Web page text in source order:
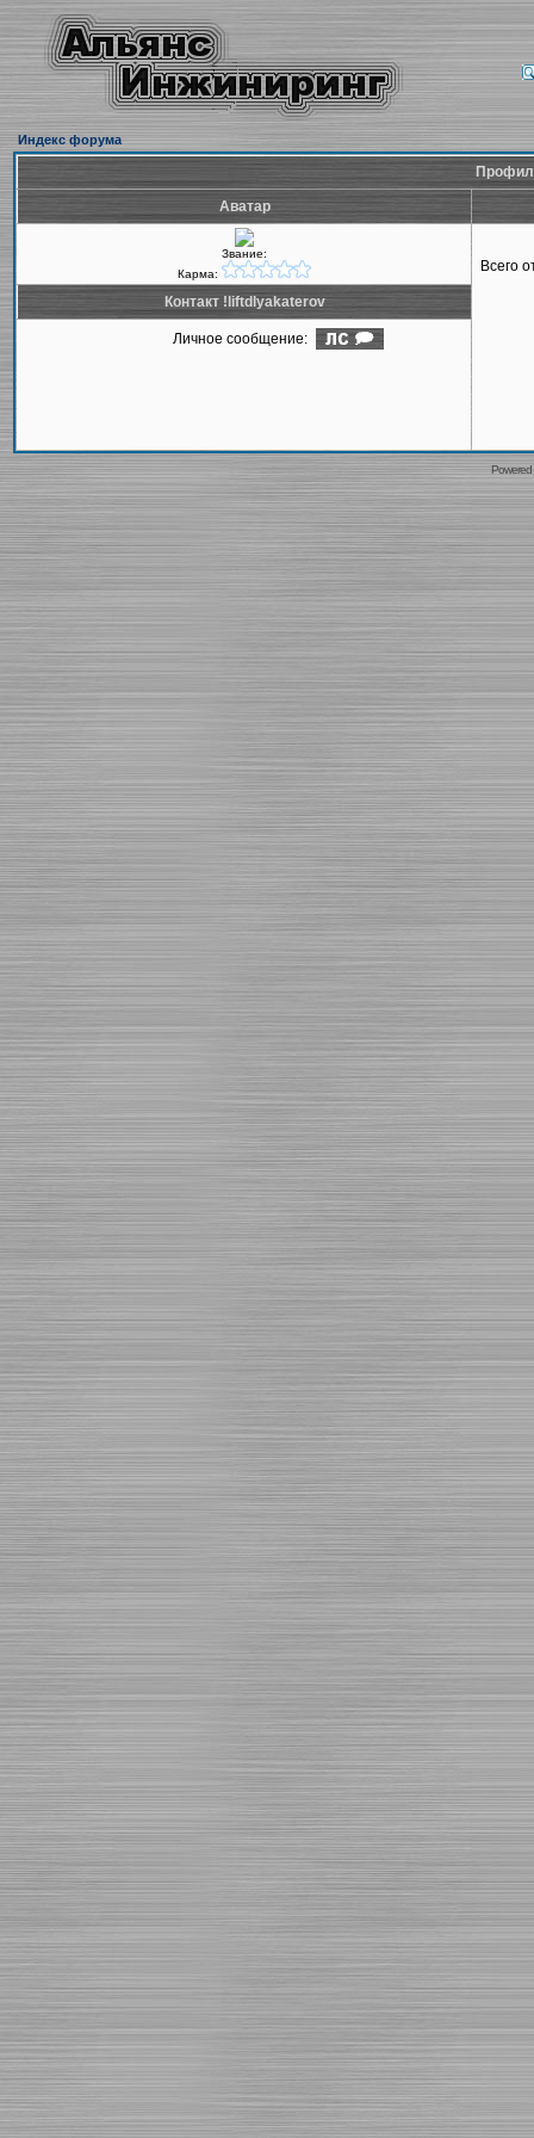
Индекс форума
Аватар
Звание:
Карма:
Всего
Контакт !liftdlyakaterov
Личное сообщение: